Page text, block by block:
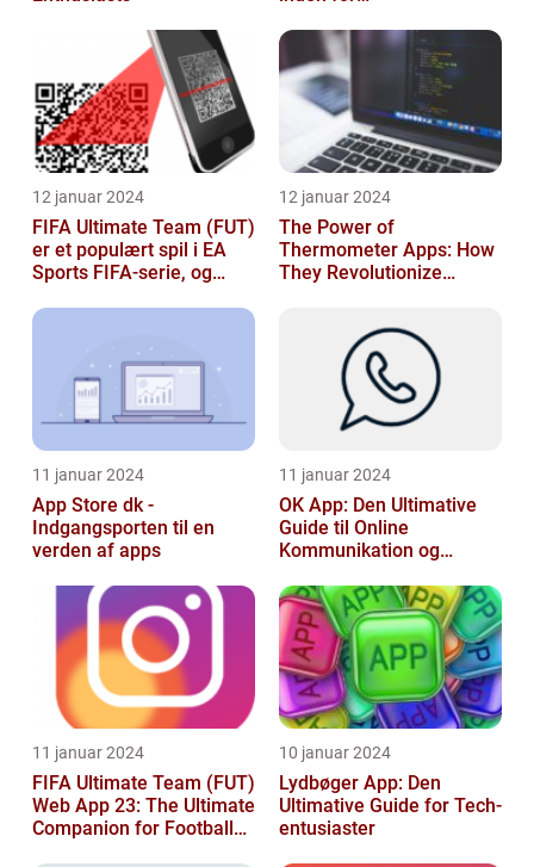
12 januar 2024
FIFA Ultimate Team (FUT)
er et populært spil i EA
Sports FIFA-serie, og
spæ...
12 januar 2024
The Power of
Thermometer Apps: How
They Revolutionize
11 januar 2024
App Store dk -
Indgangsporten til en
verden af apps
11 januar 2024
OK App: Den Ultimative
Guide til Online
Kommunikation og
11 januar 2024
FIFA Ultimate Team (FUT)
Web App 23: The Ultimate
Companion for Football
10 januar 2024
Lydbøger App: Den
Ultimative Guide for Tech-
entusiaster